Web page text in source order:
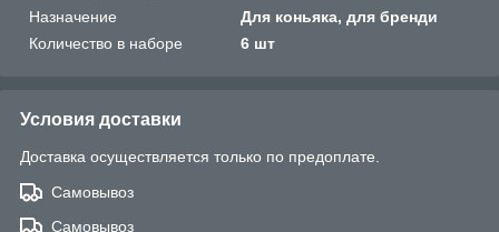
Назначение
Для коньяка, для бренди
Количество в наборе
6 шт
Условия доставки
Доставка осуществляется только по предоплате.
Самовывоз
Самовывоз